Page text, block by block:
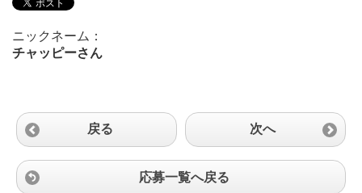
ニックネーム：
チャッピーさん
戻る 次へ
応募一覧へ戻る